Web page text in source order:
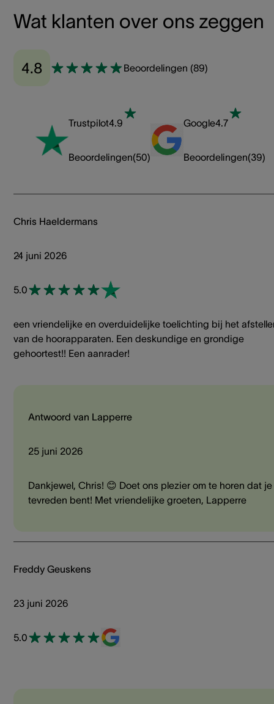
Wat klanten over ons zeggen
4.8 Beoordelingen (89)
Trustpilot4.9
Beoordelingen(50)
Google4.7
Beoordelingen(39)
Chris Haeldermans
24 juni 2026
5.0
een vriendelijke en overduidelijke toelichting bij het
van de hoorapparaten. Een deskundige en grondige
gehoortest!! Een aanrader!
Antwoord van Lapperre
25 juni 2026
Dankjewel, Chris! 😊 Doet ons plezier om te horen dat je
tevreden bent! Met vriendelijke groeten, Lapperre
Freddy Geuskens
23 juni 2026
5.0